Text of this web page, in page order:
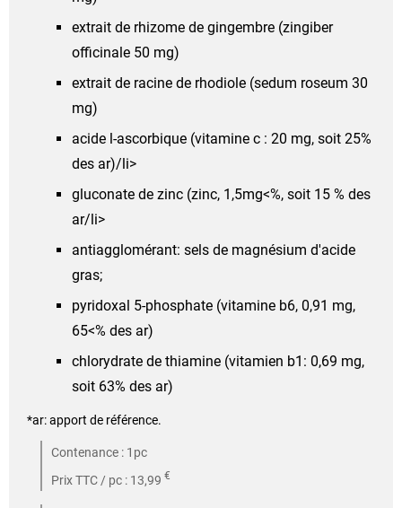
extrait de rhizome de gingembre (zingiber
officinale 50 mg)
extrait de racine de rhodiole (sedum roseum 30
mg)
acide l-ascorbique (vitamine c : 20 mg, soit 25%
des ar)/li>
gluconate de zinc (zinc, 1,5mg<%, soit 15 % des
ar/li>
antiagglomérant: sels de magnésium d'acide
gras;
pyridoxal 5-phosphate (vitamine b6, 0,91 mg,
65<% des ar)
chlorydrate de thiamine (vitamien b1: 0,69 mg,
soit 63% des ar)
*ar: apport de référence.
Contenance : 1pc
Prix TTC / pc : 13,99 €